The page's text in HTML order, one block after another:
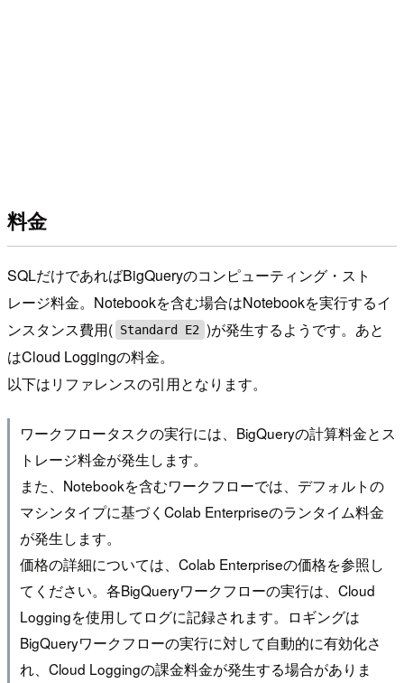
料金
SQLだけであればBigQueryのコンピューティング・スト
レージ料金。Notebookを含む場合はNotebookを実行するイ
ンスタンス費用( Standard E2 )が発生するようです。あと
はCloud Loggingの料金。
以下はリファレンスの引用となります。
ワークフロータスクの実行には、BigQueryの計算料金とス
トレージ料金が発生します。
また、Notebookを含むワークフローでは、デフォルトの
マシンタイプに基づくColab Enterpriseのランタイム料金
が発生します。
価格の詳細については、Colab Enterpriseの価格を参照し
てください。各BigQueryワークフローの実行は、Cloud
Loggingを使用してログに記録されます。ロギングは
BigQueryワークフローの実行に対して自動的に有効化さ
れ、Cloud Loggingの課金料金が発生する場合がありま